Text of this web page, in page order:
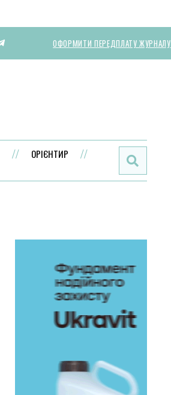
ОФОРМИТИ ПЕРЕДПЛАТУ ЖУРНАЛУ
ОРІЄНТИР